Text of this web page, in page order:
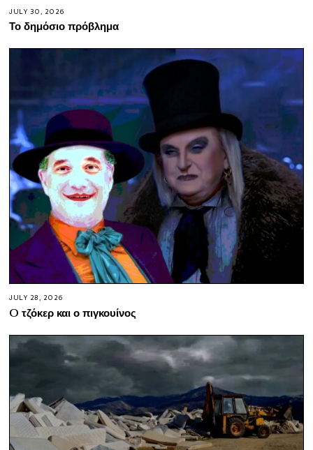
JULY 30, 2026
Το δημόσιο πρόβλημα
JULY 28, 2026
O τζόκερ και ο πιγκουίνος